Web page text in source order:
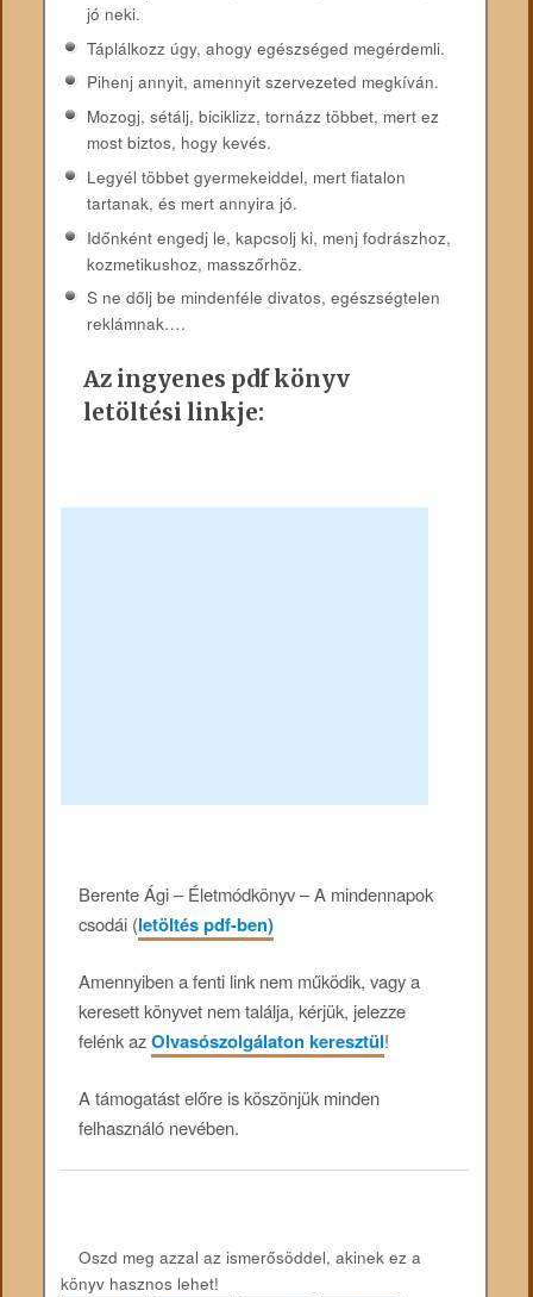
jó neki.
Táplálkozz úgy, ahogy egészséged megérdemli.
Pihenj annyit, amennyit szervezeted megkíván.
Mozogj, sétálj, biciklizz, tornázz többet, mert ez
most biztos, hogy kevés.
Legyél többet gyermekeiddel, mert fiatalon
tartanak, és mert annyira jó.
Időnként engedj le, kapcsolj ki, menj fodrászhoz,
kozmetikushoz, masszőrhöz.
S ne dőlj be mindenféle divatos, egészségtelen
reklámnak….
Az ingyenes pdf könyv
letöltési linkje:
Berente Ági – Életmódkönyv – A mindennapok
csodái (letöltés pdf-ben)
Amennyiben a fenti link nem működik, vagy a
keresett könyvet nem találja, kérjük, jelezze
felénk azOlvasószolgálaton keresztül!
A támogatást előre is köszönjük minden
felhasználó nevében.
Oszd meg azzal az ismerősöddel, akinek ez a
könyv hasznos lehet!